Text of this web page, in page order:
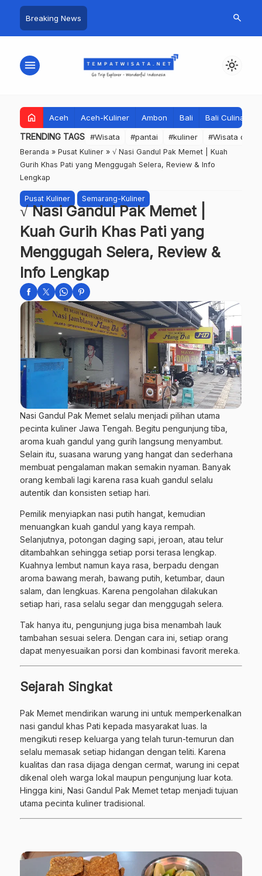
Breaking News search
menu light_mode
home Aceh Aceh-Kuliner Ambon Bali Bali Culinary
TRENDING TAGS #Wisata #pantai #kuliner #Wisata dan
Beranda » Pusat Kuliner » √ Nasi Gandul Pak Memet | Kuah
Gurih Khas Pati yang Menggugah Selera, Review & Info
Lengkap
Pusat Kuliner Semarang-Kuliner
√ Nasi Gandul Pak Memet |
Kuah Gurih Khas Pati yang
Menggugah Selera, Review &
Info Lengkap
Nasi Gandul Pak Memet selalu menjadi pilihan utama
pecinta kuliner Jawa Tengah. Begitu pengunjung tiba,
aroma kuah gandul yang gurih langsung menyambut.
Selain itu, suasana warung yang hangat dan sederhana
membuat pengalaman makan semakin nyaman. Banyak
orang kembali lagi karena rasa kuah gandul selalu
autentik dan konsisten setiap hari.
Pemilik menyiapkan nasi putih hangat, kemudian
menuangkan kuah gandul yang kaya rempah.
Selanjutnya, potongan daging sapi, jeroan, atau telur
ditambahkan sehingga setiap porsi terasa lengkap.
Kuahnya lembut namun kaya rasa, berpadu dengan
aroma bawang merah, bawang putih, ketumbar, daun
salam, dan lengkuas. Karena pengolahan dilakukan
setiap hari, rasa selalu segar dan menggugah selera.
Tak hanya itu, pengunjung juga bisa menambah lauk
tambahan sesuai selera. Dengan cara ini, setiap orang
dapat menyesuaikan porsi dan kombinasi favorit mereka.
Sejarah Singkat
Pak Memet mendirikan warung ini untuk memperkenalkan
nasi gandul khas Pati kepada masyarakat luas. Ia
mengikuti resep keluarga yang telah turun-temurun dan
selalu memasak setiap hidangan dengan teliti. Karena
kualitas dan rasa dijaga dengan cermat, warung ini cepat
dikenal oleh warga lokal maupun pengunjung luar kota.
Hingga kini, Nasi Gandul Pak Memet tetap menjadi tujuan
utama pecinta kuliner tradisional.